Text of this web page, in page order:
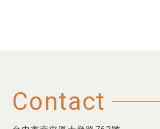
Contact